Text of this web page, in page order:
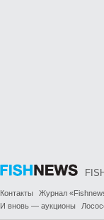
Контакты Журнал
И вновь — аукционы